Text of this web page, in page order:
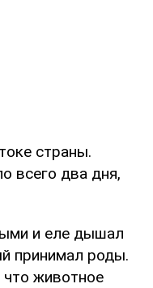
страны.
всего два дня,
и еле дышал
принимал роды.
животное